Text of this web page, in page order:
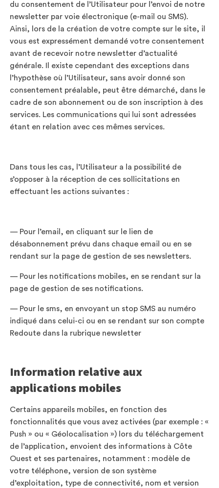
du consentement de l’Utilisateur pour l’envoi de notre
newsletter par voie électronique (e-mail ou SMS).
Ainsi, lors de la création de votre compte sur le site, il
vous est expressément demandé votre consentement
avant de recevoir notre newsletter d’actualité
générale. Il existe cependant des exceptions dans
l’hypothèse où l’Utilisateur, sans avoir donné son
consentement préalable, peut être démarché, dans le
cadre de son abonnement ou de son inscription à des
services. Les communications qui lui sont adressées
étant en relation avec ces mêmes services.
Dans tous les cas, l’Utilisateur a la possibilité de
s’opposer à la réception de ces sollicitations en
effectuant les actions suivantes :
— Pour l’email, en cliquant sur le lien de
désabonnement prévu dans chaque email ou en se
rendant sur la page de gestion de ses newsletters.
— Pour les notifications mobiles, en se rendant sur la
page de gestion de ses notifications.
— Pour le sms, en envoyant un stop SMS au numéro
indiqué dans celui-ci ou en se rendant sur son compte
Redoute dans la rubrique newsletter
Information relative aux
applications mobiles
Certains appareils mobiles, en fonction des
fonctionnalités que vous avez activées (par exemple : «
Push » ou « Géolocalisation ») lors du téléchargement
de l’application, envoient des informations à Côte
Ouest et ses partenaires, notamment : modèle de
votre téléphone, version de son système
d’exploitation, type de connectivité, nom et version